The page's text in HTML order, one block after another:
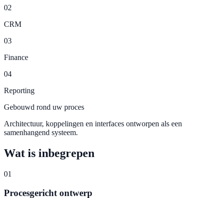
02
CRM
03
Finance
04
Reporting
Gebouwd rond uw proces
Architectuur, koppelingen en interfaces ontworpen als een
samenhangend systeem.
Wat is inbegrepen
01
Procesgericht ontwerp